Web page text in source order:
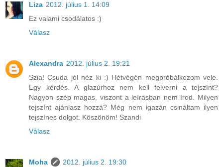
Liza 2012. július 1. 14:09
Ez valami csodálatos :)
Válasz
Alexandra 2012. július 2. 19:21
Szia! Csuda jól néz ki :) Hétvégén megpróbálkozom vele.
Egy kérdés. A glazúrhoz nem kell felverni a tejszínt?
Nagyon szép magas, viszont a leírásban nem írod. Milyen
tejszínt ajánlasz hozzá? Még nem igazán csináltam ilyen
tejszínes dolgot. Köszönöm! Szandi
Válasz
Moha
2012. július 2. 19:30